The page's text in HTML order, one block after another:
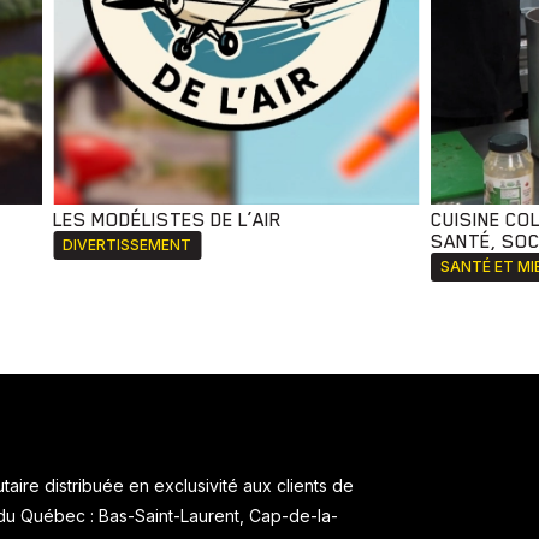
LES MODÉLISTES DE L’AIR
DIVERTISSEMENT
CUISINE
SANTÉ,
SANTÉ ET
distribuée en exclusivité aux clients de
Québec : Bas-Saint-Laurent, Cap-de-la-